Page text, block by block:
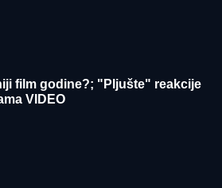
film godine?; "Pljušte" reakcije
VIDEO